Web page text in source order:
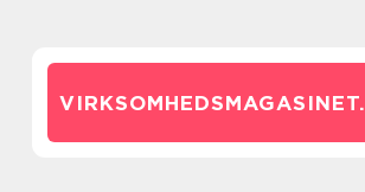
VIRKSOMHEDSMAGASINET.